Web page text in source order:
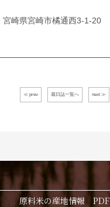
宮崎県宮崎市橘通西3-1-20
≪ prev 蔵日誌一覧へ next ≫
原料米の産地情報 PDF